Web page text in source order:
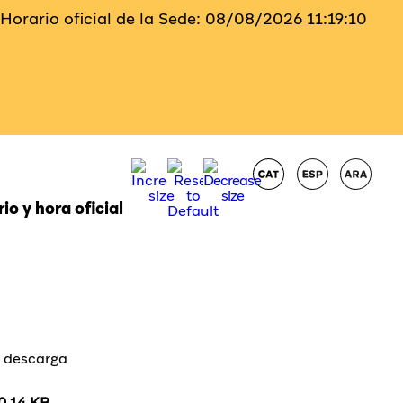
Horario oficial de la Sede:08/08/202611:19:11
y hora oficial